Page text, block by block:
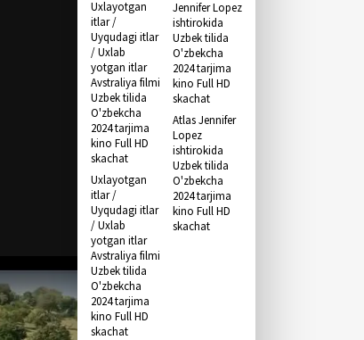
Uxlayotgan
itlar /
Uyqudagi itlar
/ Uxlab
yotgan itlar
Avstraliya filmi
Uzbek tilida
O'zbekcha
2024 tarjima
kino Full HD
skachat
Atlas Jennifer
Lopez
ishtirokida
Uzbek tilida
O'zbekcha
2024 tarjima
kino Full HD
skachat